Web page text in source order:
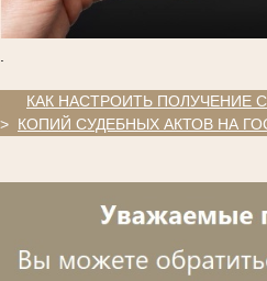
>
КАК НАСТРОИТЬ ПОЛУЧЕНИЕ
КОПИЙ СУДЕБНЫХ АКТОВ НА